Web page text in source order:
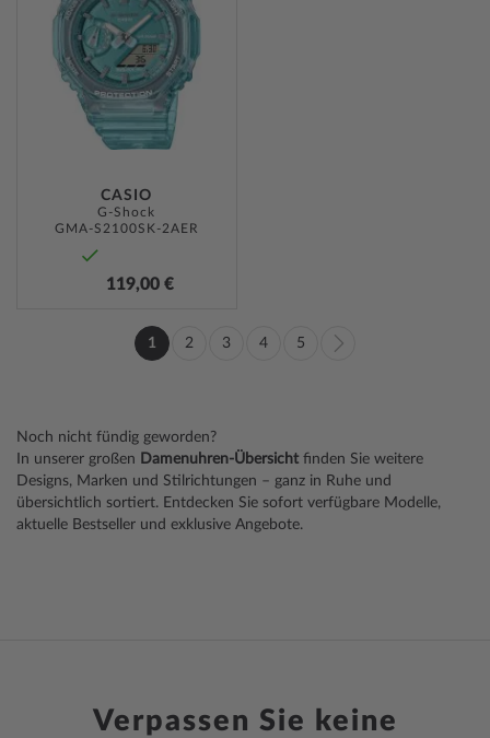
CASIO
G-Shock
GMA-S2100SK-2AER
119,00 €
HINZUFÜGEN
Seite
Sie
Seite
1
2
3
4
5
Noch nicht fündig geworden?
In unserer großen Damenuhren-Übersicht finden Sie weitere
Designs, Marken und Stilrichtungen – ganz in Ruhe und
übersichtlich sortiert. Entdecken Sie sofort verfügbare Modelle,
aktuelle Bestseller und exklusive Angebote.
Verpassen Sie keine